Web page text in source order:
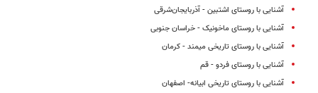
آشنایی با روستای اشتبین - آذربایجان‌شرقی
آشنایی با روستای ماخونیک - خراسان جنوبی
آشنایی با روستای تاریخی میمند - کرمان
آشنایی با روستای فردو - قم
آشنایی با روستای تاریخی ابیانه- اصفهان